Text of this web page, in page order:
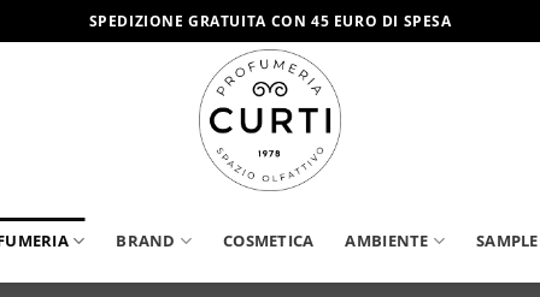
SPEDIZIONE GRATUITA CON 45 EURO DI SPESA
BRAND COSMETICA AMBIENTE